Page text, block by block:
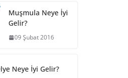
Muşmula Neye İyi
Gelir?
09 Şubat 2016
Neye İyi Gelir?